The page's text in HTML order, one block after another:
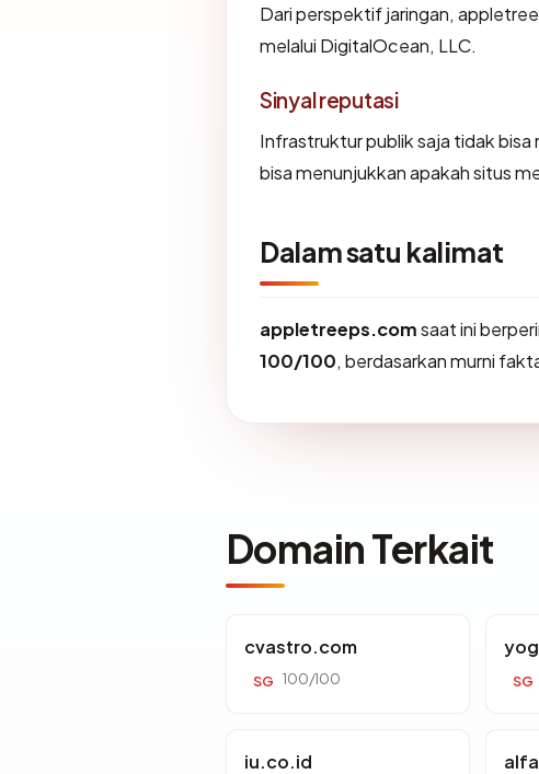
Dari perspektif jaringan,
melalui DigitalOcean, LLC.
Sinyal reputasi
Infrastruktur publik saja tidak
bisa menunjukkan apakah situs
Dalam satu kalimat
appletreeps.comsaat ini
100/100, berdasarkan murni
Domain Terkait
cvastro.com
SG 100/100 SG
iu.co.id